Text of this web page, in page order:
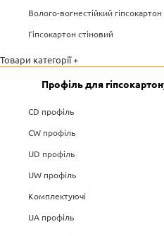
Волого-вогнестійкий гіпсокартон
Гіпсокартон стіновий
Товари категорії +
Профіль для
CD профіль
CW профіль
UD профіль
UW профіль
Комплектуючі
UA профіль